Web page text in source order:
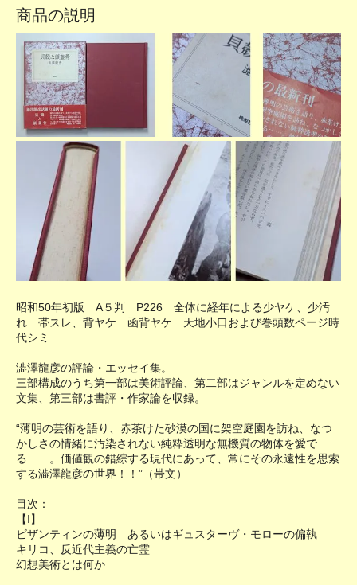
商品の説明
昭和50年初版 A５判 P226 全体に経年による少ヤケ、少汚
れ 帯スレ、背ヤケ 函背ヤケ 天地小口および巻頭数ページ時
代シミ
澁澤龍彦の評論・エッセイ集。
三部構成のうち第一部は美術評論、第二部はジャンルを定めない
文集、第三部は書評・作家論を収録。
“薄明の芸術を語り、赤茶けた砂漠の国に架空庭園を訪ね、なつ
かしさの情緒に汚染されない純粋透明な無機質の物体を愛で
る……。価値観の錯綜する現代にあって、常にその永遠性を思索
する澁澤龍彦の世界！！”（帯文）
目次：
【I】
ビザンティンの薄明 あるいはギュスターヴ・モローの偏執
キリコ、反近代主義の亡霊
幻想美術とは何か